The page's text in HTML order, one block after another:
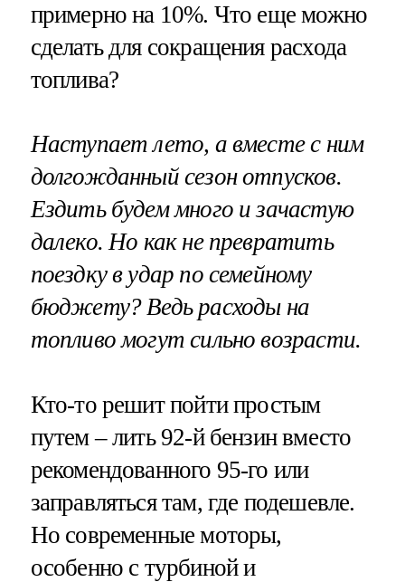
примерно на 10%. Что еще можно
сделать для сокращения расхода
топлива?
Наступает лето, а вместе с ним
долгожданный сезон отпусков.
Ездить будем много и зачастую
далеко. Но как не превратить
поездку в удар по семейному
бюджету? Ведь расходы на
топливо могут сильно возрасти.
Кто-то решит пойти простым
путем – лить 92-й бензин вместо
рекомендованного 95-го или
заправляться там, где подешевле.
Но современные моторы,
особенно с турбиной и